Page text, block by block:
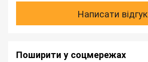
Написати відгук
Поширити у соцмережах